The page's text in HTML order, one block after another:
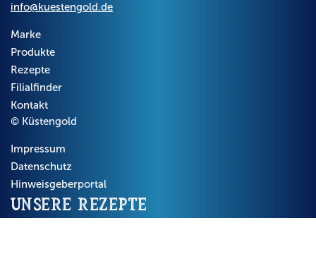
info@kuestengold.de
Marke
Produkte
Rezepte
Filialfinder
Kontakt
© Küstengold
Impressum
Datenschutz
Hinweisgeberportal
Unsere Rezepte